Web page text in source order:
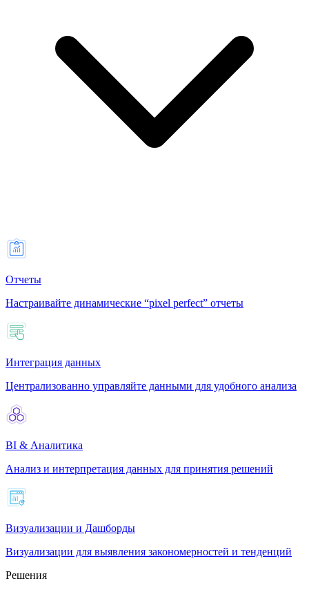
Отчеты
Настраивайте динамические “pixel perfect” отчеты
Интеграция данных
Централизованно управляйте данными для удобного анализа
BI & Аналитика
Анализ и интерпретация данных для принятия решений
Визуализации и Дашборды
Визуализации для выявления закономерностей и тенденций
Решения